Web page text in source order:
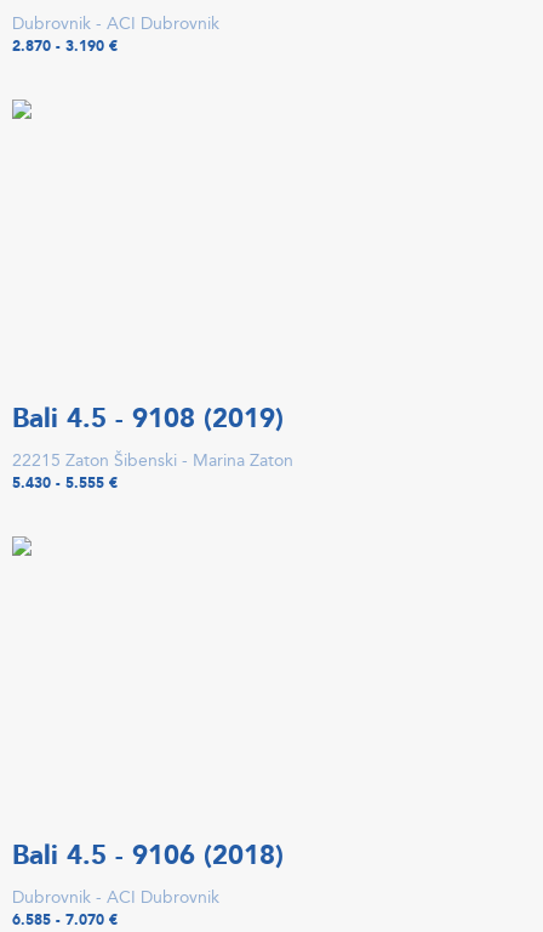
Dubrovnik - ACI Dubrovnik
2.870 - 3.190 €
Bali 4.5 - 9108 (2019)
22215 Zaton Šibenski - Marina Zaton
5.430 - 5.555 €
Bali 4.5 - 9106 (2018)
Dubrovnik - ACI Dubrovnik
6.585 - 7.070 €